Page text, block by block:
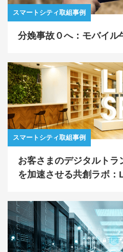
スマートシティ取組事例
分娩事故０へ：モバイル
スマートシティ取組事例
お客さまのデジタルトラ
を加速させる共創ラボ